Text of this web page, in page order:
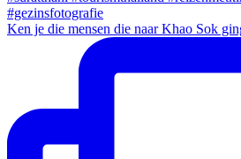
Ken je die mensen die naar Khao Sok